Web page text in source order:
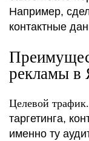
Например,
контактные
рекламы в
Целевой трафик.
таргетинга,
именно ту